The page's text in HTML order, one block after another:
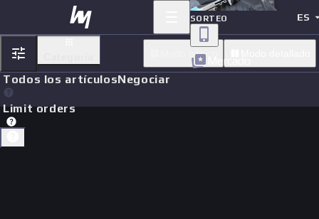
SORTEO
Mercado
ES
Modo básico
Todos los artículosNegociar
Limit orders